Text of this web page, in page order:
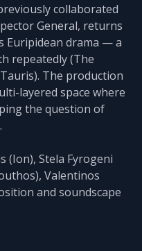
collaborated
General, returns
Euripidean drama — a
repeatedly (The
The production
layered space where
the question of
(Ion), Stela Fyrogeni
Valentinos
and soundscape